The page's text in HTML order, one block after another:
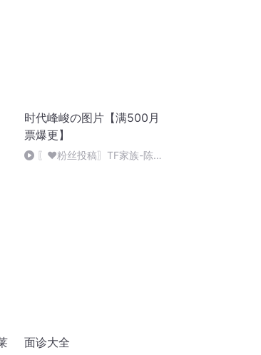
时代峰峻の图片【满500月
票爆更】
〖❤️粉丝投稿〗TF家族-陈思
面诊大全